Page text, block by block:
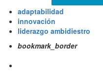
adaptabilidad
innovación
liderazgo ambidiestro
bookmark_border